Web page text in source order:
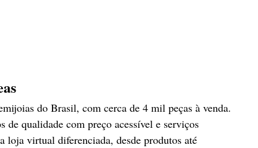
do Brasil, com cerca de 4 mil peças à venda.
de qualidade com preço acessível e serviços
loja virtual diferenciada, desde produtos até